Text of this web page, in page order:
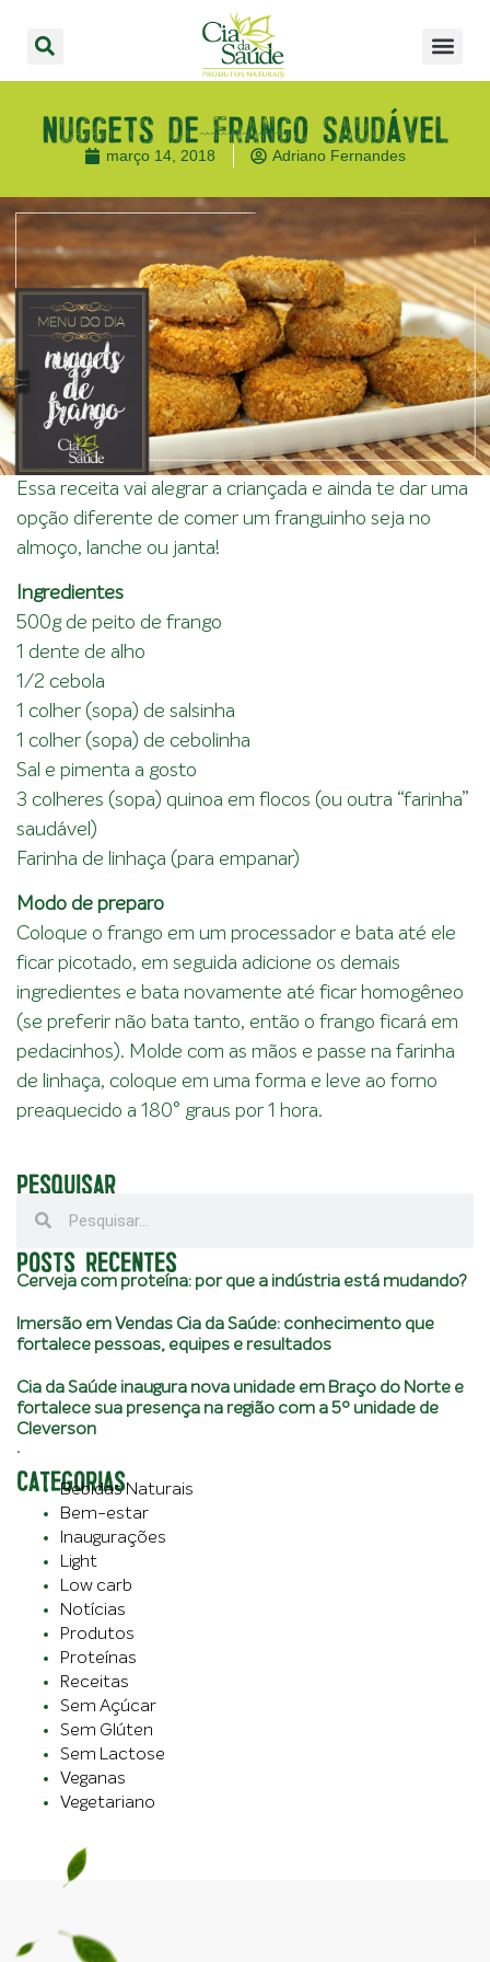
Nuggets de frango saudável
março 14, 2018 Adriano Fernandes
Essa receita vai alegrar a criançada e ainda te dar uma
opção diferente de comer um franguinho seja no
almoço, lanche ou janta!
Ingredientes
500g de peito de frango
1 dente de alho
1/2 cebola
1 colher (sopa) de salsinha
1 colher (sopa) de cebolinha
Sal e pimenta a gosto
3 colheres (sopa) quinoa em flocos (ou outra “farinha”
saudável)
Farinha de linhaça (para empanar)
Modo de preparo
Coloque o frango em um processador e bata até ele
ficar picotado, em seguida adicione os demais
ingredientes e bata novamente até ficar homogêneo
(se preferir não bata tanto, então o frango ficará em
pedacinhos). Molde com as mãos e passe na farinha
de linhaça, coloque em uma forma e leve ao forno
preaquecido a 180° graus por 1 hora.
PESQUISAR
POSTS RECENTES
Cerveja com proteína: por que a indústria está mudando?
Imersão em Vendas Cia da Saúde: conhecimento que
fortalece pessoas, equipes e resultados
Cia da Saúde inaugura nova unidade em Braço do Norte e
fortalece sua presença na região com a 5º unidade de
Cleverson
CATEGORIAS
.
Bebidas Naturais
Bem-estar
Inaugurações
Light
Low carb
Notícias
Produtos
Proteínas
Receitas
Sem Açúcar
Sem Glúten
Sem Lactose
Veganas
Vegetariano